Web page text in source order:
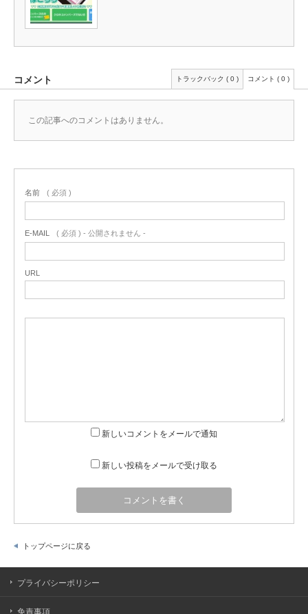
コメント トラックバック ( 0 ) コメント ( 0 )
この記事へのコメントはありません。
名前 ( 必須 )
E-MAIL ( 必須 ) - 公開されません -
URL
新しいコメントをメールで通知
新しい投稿をメールで受け取る
トップページに戻る
プライバシーポリシー